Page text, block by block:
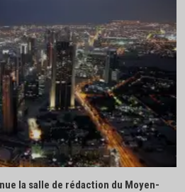
la salle de rédaction du Moyen-